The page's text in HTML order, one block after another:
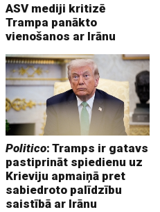
ASV mediji kritizē
Trampa panākto
vienošanos ar Irānu
Politico: Tramps ir gatavs
pastiprināt spiedienu uz
Krieviju apmaiņā pret
sabiedroto palīdzību
saistībā ar Irānu